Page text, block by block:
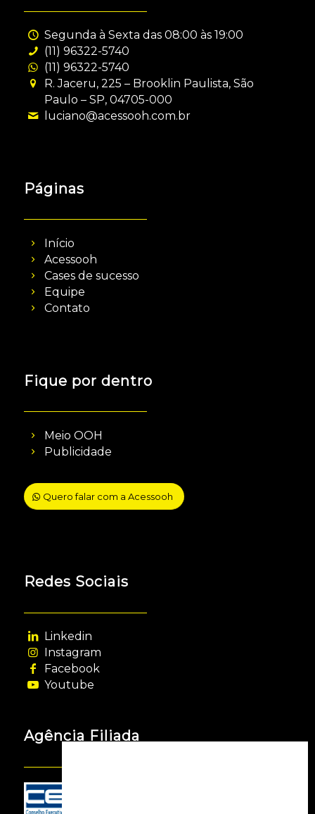
Segunda à Sexta das 08:00 às 19:00
(11) 96322-5740
(11) 96322-5740
R. Jaceru, 225 – Brooklin Paulista, São
Paulo – SP, 04705-000
luciano@acessooh.com.br
Páginas
Início
Acessooh
Cases de sucesso
Equipe
Contato
Fique por dentro
Meio OOH
Publicidade
Quero falar com a Acessooh
Redes Sociais
Linkedin
Instagram
Facebook
Youtube
Agência Filiada